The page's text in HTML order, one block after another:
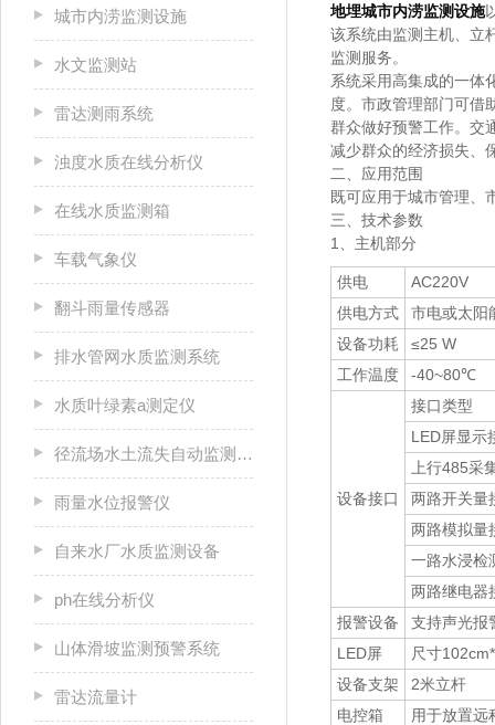
城市内涝监测设施
水文监测站
雷达测雨系统
浊度水质在线分析仪
在线水质监测箱
车载气象仪
翻斗雨量传感器
排水管网水质监测系统
水质叶绿素a测定仪
径流场水土流失自动监测系统
雨量水位报警仪
自来水厂水质监测设备
ph在线分析仪
山体滑坡监测预警系统
雷达流量计
地埋城市内涝监测设施
该系统由监测主机、立
监测服务。
系统采用高集成的一体
度。市政管理部门可借
群众做好预警工作。交
减少群众的经济损失、
二、应用范围
既可应用于城市管理、
三、技术参数
1、主机部分
供电
AC220V
供电方式
市电或太阳
设备功耗
≤25 W
工作温度
-40~80℃
设备接口
接口类型
LED屏显示
上行485采
两路开关量
两路模拟量
一路水浸检
两路继电器
报警设备
支持声光报
LED屏
尺寸
设备支架
2米立杆
电控箱
用于放置远